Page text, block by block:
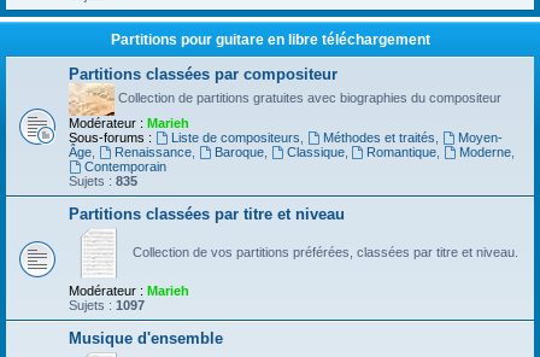
Partitions pour guitare en libre téléchargement
Partitions classées par compositeur
Collection de partitions gratuites avec biographies du compositeur
Modérateur : Marieh
Sous-forums :
Liste de compositeurs Méthodes et traités
Moyen-
Âge
Renaissance, Baroque, Classique, Romantique Moderne
Contemporain
Sujets : 835
Partitions classées par titre et niveau
Collection de vos partitions préférées, classées par titre et niveau.
Modérateur : Marieh
Sujets : 1097
Musique d'ensemble